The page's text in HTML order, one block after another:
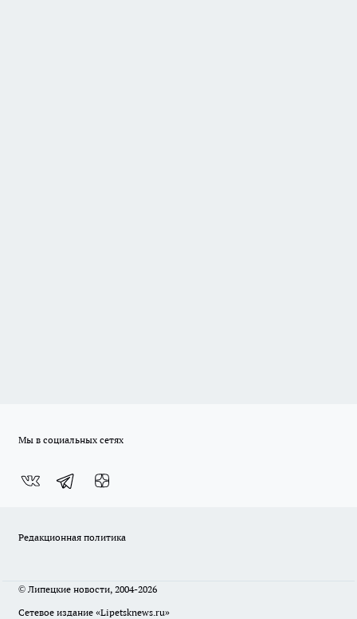
Мы в социальных сетях
Редакционная политика
© Липецкие новости, 2004-2026
Сетевое издание «Lipetsknews.ru»